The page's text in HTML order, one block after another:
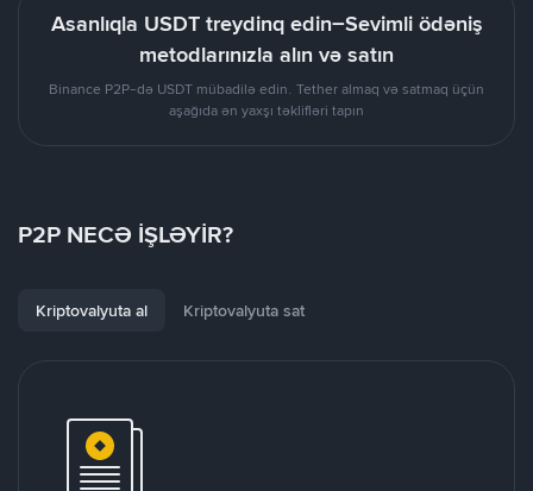
Asanlıqla USDT treydinq edin–Sevimli ödəniş
metodlarınızla alın və satın
Binance P2P-də USDT mübadilə edin. Tether almaq və satmaq üçün
aşağıda ən yaxşı təklifləri tapın
P2P NECƏ İŞLƏYİR?
Kriptovalyuta al Kriptovalyuta sat